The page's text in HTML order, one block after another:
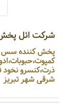
شرکت ائل پخش
پخش کننده سس
ذرت،کنسرو نخود
شرقی شهر تبریز